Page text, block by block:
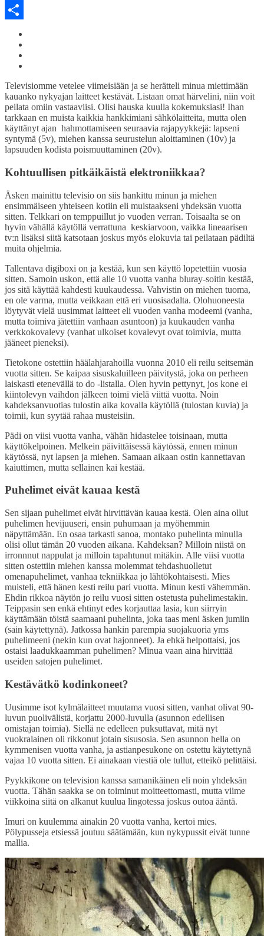
Facebook
Televisiomme vetelee viimeisiään ja se herätteli minua miettimään
kauanko nykyajan laitteet kestävät. Listaan omat härvelini, niin voit
peilata omiin vastaaviisi. Olisi hauska kuulla kokemuksiasi! Ihan
tarkkaan en muista kaikkia hankkimiani sähkölaitteita, mutta olen
käyttänyt ajan hahmottamiseen seuraavia rajapyykkejä: lapseni
syntymä (5v), miehen kanssa seurustelun aloittaminen (10v) ja
lapsuuden kodista poismuuttaminen (20v).
Kohtuullisen pitkäikäistä elektroniikkaa?
Äsken mainittu televisio on siis hankittu minun ja miehen
ensimmäiseen yhteiseen kotiin eli muistaakseni yhdeksän vuotta
sitten. Telkkari on temppuillut jo vuoden verran. Toisaalta se on
hyvin vähällä käytöllä verrattuna keskiarvoon, vaikka lineaarisen
tv:n lisäksi siitä katsotaan joskus myös elokuvia tai peilataan pädiltä
muita ohjelmia.
Tallentava digiboxi on ja kestää, kun sen käyttö lopetettiin vuosia
sitten. Samoin uskon, että alle 10 vuotta vanha bluray-soitin kestää,
jos sitä käyttää kahdesti kuukaudessa. Vahvistin on miehen tuoma,
en ole varma, mutta veikkaan että eri vuosisadalta. Olohuoneesta
löytyvät vielä uusimmat laitteet eli vuoden vanha modeemi (vanha,
mutta toimiva jätettiin vanhaan asuntoon) ja kuukauden vanha
verkkokovalevy (vanhat ulkoiset kovalevyt ovat toimivia, mutta
jääneet pieneksi).
Tietokone ostettiin häälahjarahoilla vuonna 2010 eli reilu seitsemän
vuotta sitten. Se kaipaa sisuskaluilleen päivitystä, joka on perheen
laiskasti etenevällä to do -listalla. Olen hyvin pettynyt, jos kone ei
kiintolevyn vaihdon jälkeen toimi vielä viittä vuotta. Noin
kahdeksanvuotias tulostin aika kovalla käytöllä (tulostan kuvia) ja
toimii, kun syytää rahaa musteisiin.
Pädi on viisi vuotta vanha, vähän hidastelee toisinaan, mutta
käyttökelpoinen. Melkein päivittäisessä käytössä, ennen minun
käytössä, nyt lapsen ja miehen. Samaan aikaan ostin kannettavan
kaiuttimen, mutta sellainen kai kestää.
Puhelimet eivät kauaa kestä
Sen sijaan puhelimet eivät hirvittävän kauaa kestä. Olen aina ollut
puhelimen hevijuuseri, ensin puhumaan ja myöhemmin
näpyttämään. En osaa tarkasti sanoa, montako puhelinta minulla
olisi ollut tämän 20 vuoden aikana. Kahdeksan? Milloin niistä on
irronnnut nappulat ja milloin tapahtunut mitäkin. Alle viisi vuotta
sitten ostettiin miehen kanssa molemmat tehdashuolletut
omenapuhelimet, vanhaa tekniikkaa jo lähtökohtaisesti. Mies
muisteli, että hänen kesti reilu pari vuotta. Minun kesti vähemmän.
Ehdin rikkoa näytön jo reilu vuosi sitten ostetusta puhelimestakin.
Teippasin sen enkä ehtinyt edes korjauttaa lasia, kun siirryin
käyttämään töistä saamaani puhelinta, joka taas meni äsken jumiin
(sain käytettynä). Jatkossa hankin parempia suojakuoria yms
puhelimeeni (nekin kun ovat hajonneet). Ja ehkä helpottaisi, jos
ostaisi laadukkaamman puhelimen? Minua vaan aina hirvittää
useiden satojen puhelimet.
Kestävätkö kodinkoneet?
Uusimme isot kylmälaitteet muutama vuosi sitten, vanhat olivat 90-
luvun puolivälistä, korjattu 2000-luvulla (asunnon edellisen
omistajan toimia). Siellä ne edelleen puksuttavat, mitä nyt
vuokralainen oli rikkonut jotain sisusosia. Sen asunnon hella on
kymmenisen vuotta vanha, ja astianpesukone on ostettu käytettynä
vajaa 10 vuotta sitten. Ei ainakaan viestiä ole tullut, etteikö pelittäisi.
Pyykkikone on television kanssa samanikäinen eli noin yhdeksän
vuotta. Tähän saakka se on toiminut moitteettomasti, mutta viime
viikkoina siitä on alkanut kuulua lingotessa joskus outoa ääntä.
Imuri on kuulemma ainakin 20 vuotta vanha, kertoi mies.
Pölypusseja etsiessä joutuu säätämään, kun nykypussit eivät tunne
mallia.